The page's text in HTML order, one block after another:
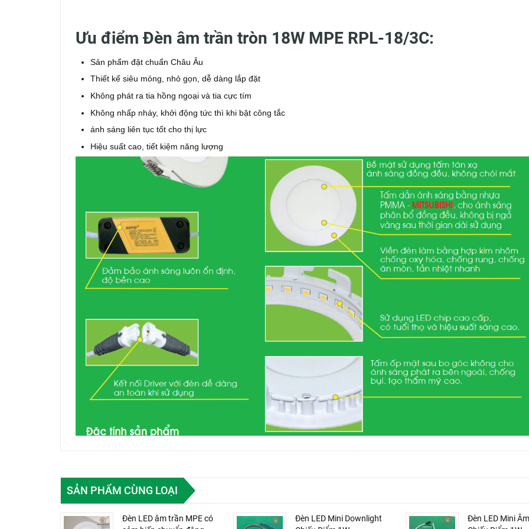
Ưu điểm Đèn âm trần tròn 18W MPE RPL-18/3C:
Sản phẩm đặt chuẩn Châu Âu
Thiết kế siêu mỏng, nhỏ gọn, dễ dàng lắp đặt
Không phát ra tia hồng ngoại và tia cực tím
Không nhấp nháy, khởi động tức thì khi bật công tắc
ánh sáng liên tục tốt cho thị lực
Hiệu suất cao, tiết kiệm năng lượng
SẢN PHẨM CÙNG LOẠI
Đèn LED âm trần MPE có
Đèn LED Mini Downlight
Đèn LED Mini